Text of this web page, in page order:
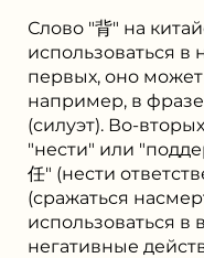
Слово "背" на
использоваться в
первых, оно может
например, в фразе
(силуэт). Во-
"нести" или
任" (нести
(сражаться
использоваться
негативные